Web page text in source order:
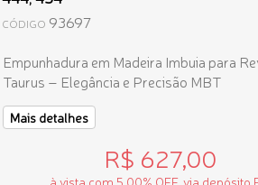
CÓDIGO 93697
Empunhadura em Madeira Imbuia para
Taurus – Elegância e Precisão MBT
Mais detalhes
R$ 627,00
à vista com 5.00% OFF, via depósito